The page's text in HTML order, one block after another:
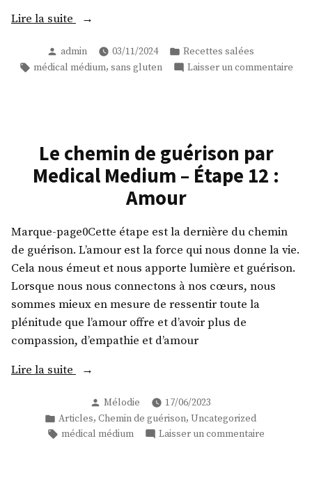
Lire la suite
« Tofu
lentilles
maison
(Vegan,
Sans
gluten,
friendly) »
Publié
par
admin 03/11/2024
Publié
dans
Recettes salées
Étiquettes :
médical médium, sans gluten Laisser un commentairesur
Le chemin de guérison par
Medical Medium – Étape 12 :
Amour
Marque-page0Cette étape est la dernière du chemin
de guérison. L’amour est la force qui nous donne la vie.
Cela nous émeut et nous apporte lumière et guérison.
Lorsque nous nous connectons à nos cœurs, nous
sommes mieux en mesure de ressentir toute la
plénitude que l’amour offre et d’avoir plus de
compassion, d’empathie et d’amour
Lire la suite
« Le
guérison
Publié
par
Mélodie
17/06/2023
Publié
dans
Articles, Chemin de guérison, Uncategorized
Étiquettes :
médical médium Laisser un commentaire